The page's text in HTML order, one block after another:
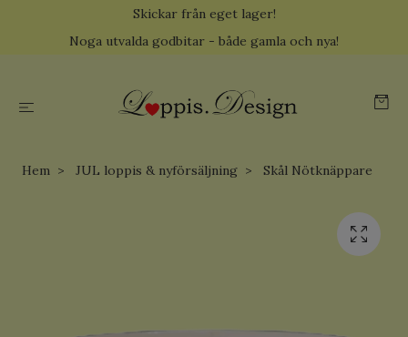
Skickar från eget lager!
Noga utvalda godbitar - både gamla och nya!
Hem JUL loppis & nyförsäljning Skål Nötknäppare